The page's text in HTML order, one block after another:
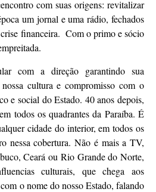
com suas origens: revitalizar
um jornal e uma rádio, fechados
crise financeira. Com o primo e sócio
com a direção garantindo sua
cultura e compromisso com o
e social do Estado. 40 anos depois,
todos os quadrantes da Paraíba. É
cidade do interior, em todos os
nessa cobertura. Não é mais a TV,
Ceará ou Rio Grande do Norte,
culturais, que chega aos
o nome do nosso Estado, falando